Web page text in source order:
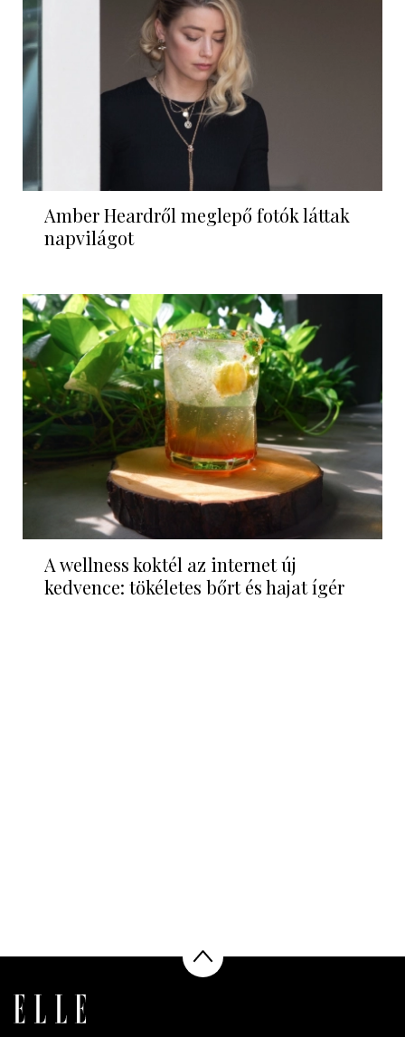
Amber Heardről meglepő fotók láttak
napvilágot
A wellness koktél az internet új
kedvence: tökéletes bőrt és hajat ígér